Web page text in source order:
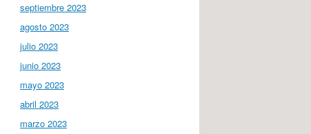
septiembre 2023
agosto 2023
julio 2023
junio 2023
mayo 2023
abril 2023
marzo 2023